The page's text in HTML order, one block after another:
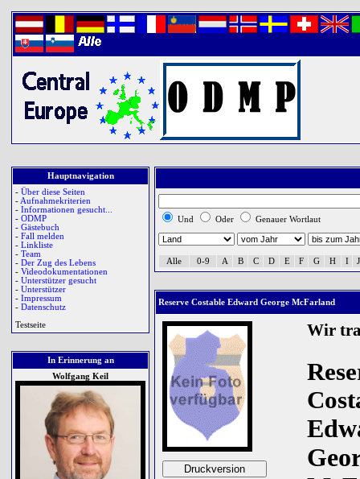
Hauptnavigation
- Über diese Seiten
- Aufnahmekriterien
- Informationen gesucht...
- ODMP
- Gästebuch
- Fall melden
- Linkliste
- Team
- Der Zug des Lebens
- Videodokumentationen
- Unterstützer gesucht
- Unterstützer
- Impressum
- Datenschutz
Testseite
In Erinnerung an
Wolfgang Keil
Und Oder Genauer Wortlaut
Alle 0-9 A B C D E F G H I J
Reserve Costable Edward George McFarland
Wir